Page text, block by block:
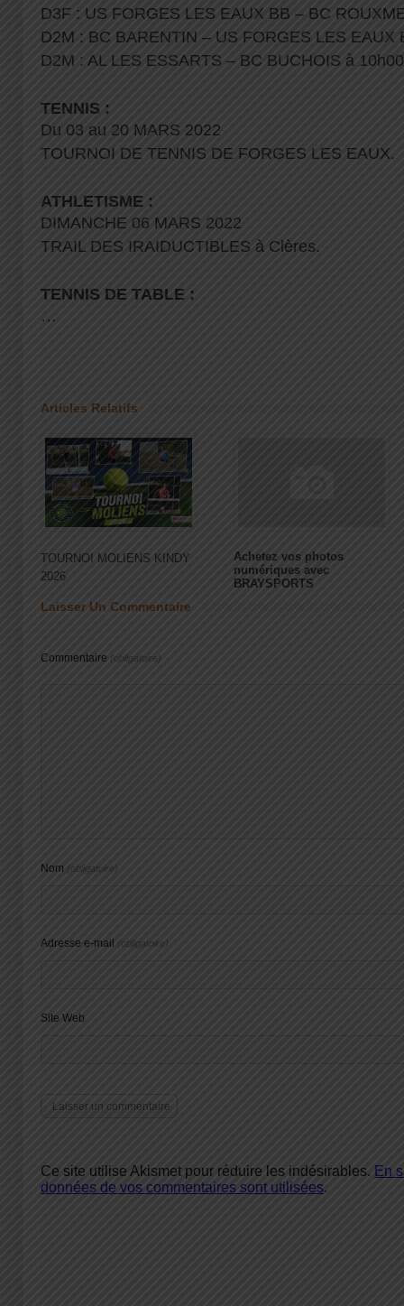
D3F : US FORGES LES EAUX BB – BC
D2M : BC BARENTIN – US FORGES LES EAUX
D2M : AL LES ESSARTS – BC BUCHOIS à 10h00
TENNIS :
Du 03 au 20 MARS 2022
TOURNOI DE TENNIS DE FORGES LES EAUX.
ATHLETISME :
DIMANCHE 06 MARS 2022
TRAIL DES IRAIDUCTIBLES à Clères.
TENNIS DE TABLE :
…
Articles Relatifs
TOURNOI MOLIENS KINDY
2026
Achetez vos photos
numériques avec
BRAYSPORTS
Laisser Un Commentaire
Commentaire (obligatoire)
Nom (obligatoire)
Adresse e-mail (obligatoire)
Site Web
Ce site utilise Akismet pour réduire les indésirables. En
données de vos commentaires sont utilisées.